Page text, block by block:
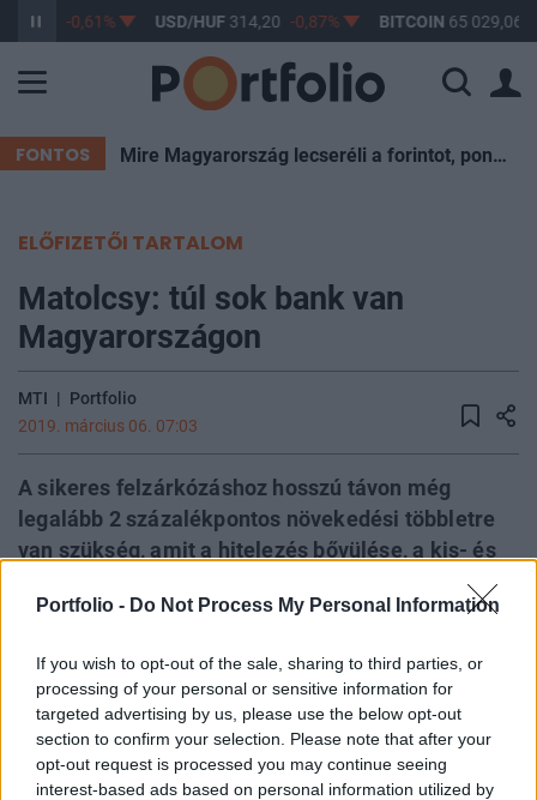
Portfolio - Do Not Process My Personal Information
If you wish to opt-out of the sale, sharing to third parties, or
processing of your personal or sensitive information for
targeted advertising by us, please use the below opt-out
section to confirm your selection. Please note that after your
opt-out request is processed you may continue seeing
interest-based ads based on personal information utilized by
363,17 -0,61% USD/HUF314,20 -0,87% BITCOIN 65 029,06
FONTOS Mire Magyarország lecseréli a forintot, pont kukázzák a most ismert eurót
ELŐFIZETŐI TARTALOM
Matolcsy: túl sok bank van
Magyarországon
MTI | Portfolio
2019. március 06. 07:03
A sikeres felzárkózáshoz hosszú távon még
legalább 2 százalékpontos növekedési többletre
van szükség, amit a hitelezés bővülése, a kis- és
közepes vállalatok termelékenységének javítása,
a fogyasztás gyorsabb emelkedése és a személyi
segíthetne elő - erről beszélt Matolcsy György, a
Magyar Nemzeti Bank újabb hat évre kinevezett
elnöke a Növekedés.hu-nak adott, szerdán
megjelent interjúban.